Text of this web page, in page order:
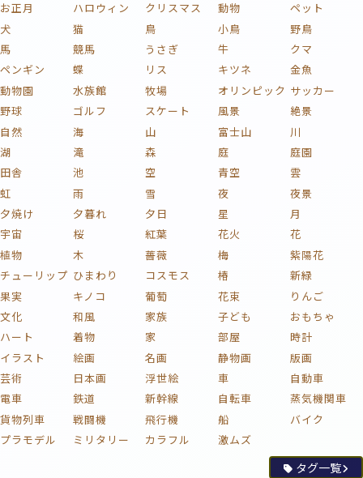
お正月
ハロウィン クリスマス 動物
ペット
犬
猫 鳥 小鳥
野鳥
馬
競馬 うさぎ 牛
クマ
ペンギン
蝶 リス キツネ
金魚
動物園
水族館 牧場 オリンピック サッカー
野球
ゴルフ スケート 風景
絶景
自然
海 山 富士山
川
湖
滝 森 庭
庭園
田舎
池 空 青空
雲
虹
雨 雪 夜
夜景
夕焼け
夕暮れ 夕日 星
月
宇宙
桜 紅葉 花火
花
植物
木 薔薇 梅
紫陽花
チューリップ ひまわり コスモス 椿
新緑
果実
キノコ 葡萄 花束
りんご
文化
和風 家族 子ども
おもちゃ
ハート
着物 家 部屋
時計
イラスト
絵画 名画 静物画
版画
芸術
日本画 浮世絵 車
自動車
電車
鉄道 新幹線 自転車
蒸気機関車
貨物列車
戦闘機 飛行機 船
バイク
プラモデル
ミリタリー カラフル 激ムズ
タグ一覧